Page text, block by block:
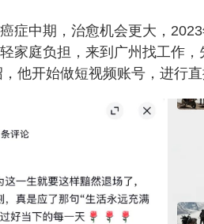
症中期，治愈机会更大，
家庭负担，来到广州找工作，
他开始做短视频账号，进行